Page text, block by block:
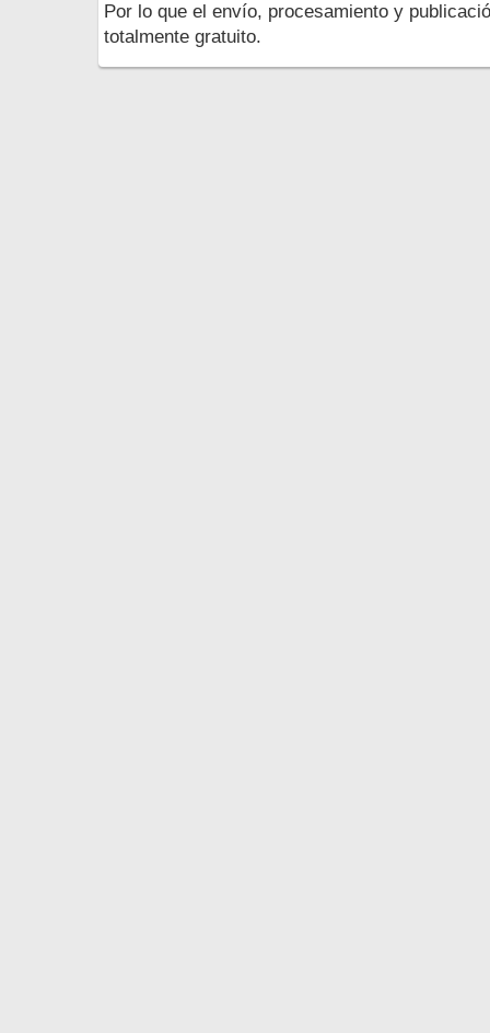
Por lo que el envío, procesamiento y
totalmente gratuito.